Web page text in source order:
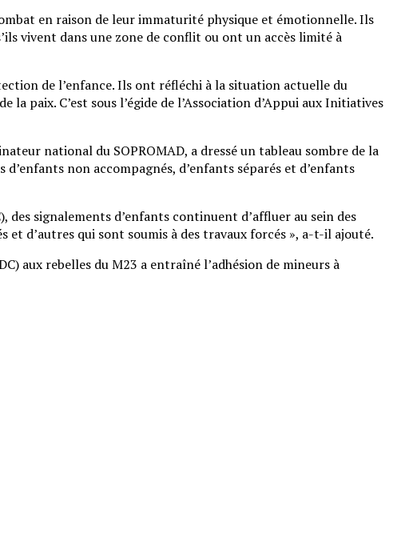
en raison de leur immaturité physique et émotionnelle. Ils
vivent dans une zone de conflit ou ont un accès limité à
de l’enfance. Ils ont réfléchi à la situation actuelle du
paix. C’est sous l’égide de l’Association d’Appui aux Initiatives
national du SOPROMAD, a dressé un tableau sombre de la
non accompagnés, d’enfants séparés et d’enfants
des signalements d’enfants continuent d’affluer au sein des
et d’autres qui sont soumis à des travaux forcés », a-t-il ajouté.
aux rebelles du M23 a entraîné l’adhésion de mineurs à